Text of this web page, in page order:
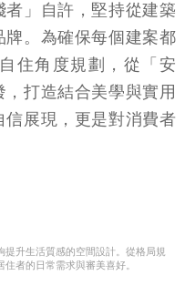
」自許，堅持從建築
。為確保每個建案都
住角度規劃，從「安
打造結合美學與實用
展現，更是對消費者
升生活質感的空間設計。從格局規
者的日常需求與審美喜好。